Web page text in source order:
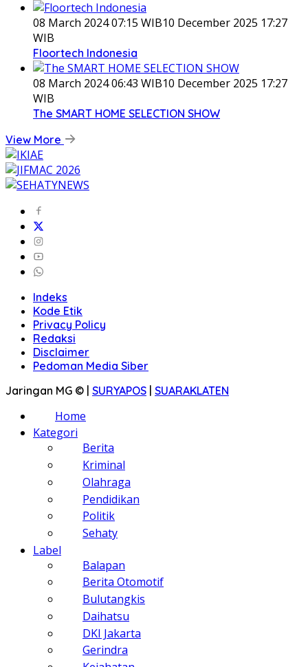
08 March 2024 07:15 WIB10 December 2025 17:27
WIB
Floortech Indonesia
08 March 2024 06:43 WIB10 December 2025 17:27
WIB
The SMART HOME SELECTION SHOW
View More
Indeks
Kode Etik
Privacy Policy
Redaksi
Disclaimer
Pedoman Media Siber
Jaringan MG © | SURYAPOS | SUARAKLATEN
Home
Kategori
Berita
Kriminal
Olahraga
Pendidikan
Politik
Sehaty
Label
Balapan
Berita Otomotif
Bulutangkis
Daihatsu
DKI Jakarta
Gerindra